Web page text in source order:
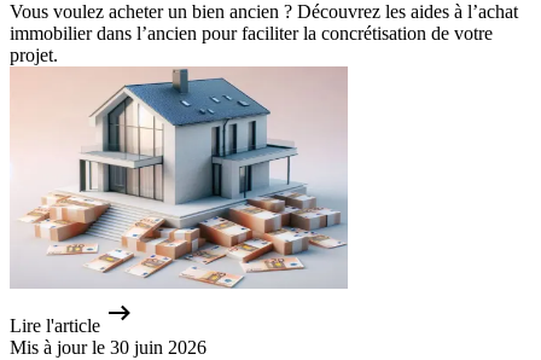
Vous voulez acheter un bien ancien ? Découvrez les aides à l’achat
immobilier dans l’ancien pour faciliter la concrétisation de votre
projet.
Lire l'article
Mis à jour le 30 juin 2026